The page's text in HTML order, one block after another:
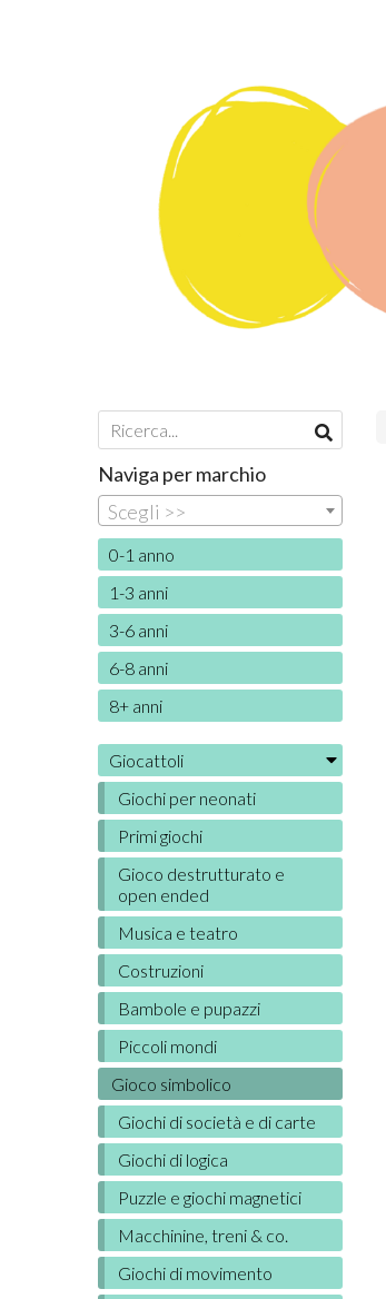
Naviga per marchio
Scegli >>
0-1 anno
1-3 anni
3-6 anni
6-8 anni
8+ anni
Giocattoli
Giochi per neonati
Primi giochi
Gioco destrutturato e
open ended
Musica e teatro
Costruzioni
Bambole e pupazzi
Piccoli mondi
Gioco simbolico
Giochi di società e di carte
Giochi di logica
Puzzle e giochi magnetici
Macchinine, treni & co.
Giochi di movimento